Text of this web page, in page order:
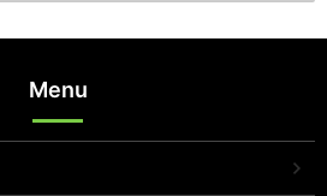
Menu